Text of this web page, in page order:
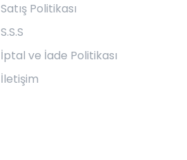
Satış Politikası
S.S.S
İptal ve İade Politikası
İletişim